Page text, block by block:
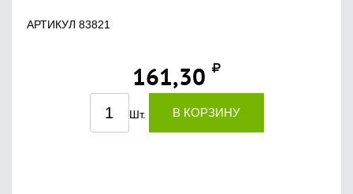
АРТИКУЛ 83821
161,30
Шт. В КОРЗИНУ